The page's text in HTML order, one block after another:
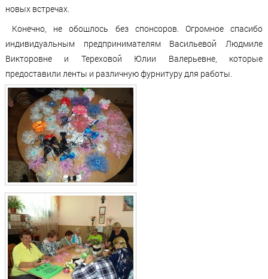
новых встречах.
Конечно, не обошлось без спонсоров. Огромное спасибо
индивидуальным предпринимателям Васильевой Людмиле
Викторовне и Тереховой Юлии Валерьевне, которые
предоставили ленты и различную фурнитуру для работы.